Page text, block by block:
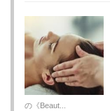
の《Beaut...